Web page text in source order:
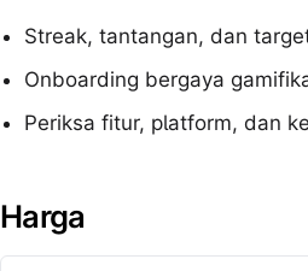
Streak, tantangan, dan
Onboarding bergaya
Periksa fitur, platform, dan
Harga